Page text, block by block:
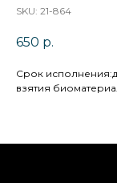
SKU: 21-864
650 р.
Cрок
взятия